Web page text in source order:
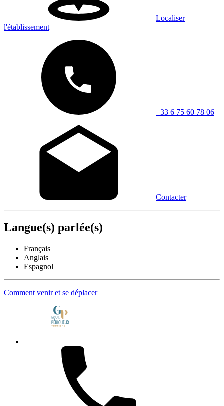
Localiser
l'établissement
+33 6 75 60 78 06
Contacter
Langue(s) parlée(s)
Français
Anglais
Espagnol
Comment venir et se déplacer